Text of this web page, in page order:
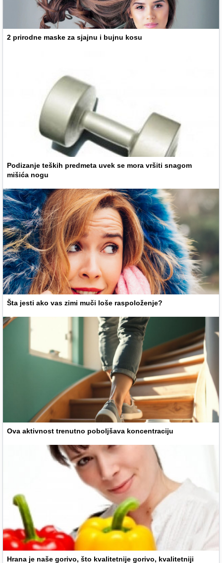
2 prirodne maske za sjajnu i bujnu kosu
Podizanje teških predmeta uvek se mora vršiti snagom
mišića nogu
Šta jesti ako vas zimi muči loše raspoloženje?
Ova aktivnost trenutno poboljšava koncentraciju
Hrana je naše gorivo, što kvalitetnije gorivo, kvalitetniji